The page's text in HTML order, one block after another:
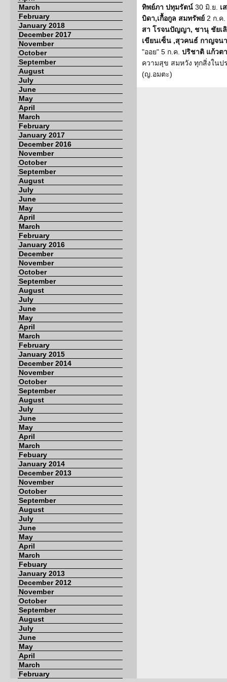
March
February
January 2018
December 2017
November
October
September
August
July
June
May
April
March
February
January 2017
December 2016
November
October
September
August
July
June
May
April
March
February
January 2016
December
November
October
September
August
July
June
May
April
March
February
January 2015
December 2014
November
October
September
August
July
June
May
April
March
Febuary
January 2014
December 2013
November
October
September
August
July
June
May
April
March
Febuary
January 2013
December 2012
November
October
September
August
July
June
May
April
March
February
ทิพย์ภา ปทุมรัตน์ 30 มิ.ย. เ
บิดา,เกื้อกูล สมทรัพย์ 2 ก.ค.
สา โรจนปัญญา, ชานุ ชัยเ
เขียนเซ็น ,สุวคนธ์ กาญจ
"ออย" 5 ก.ค. ปริชาติ แก้วต
ความสุข สมหวัง ทุกสิ่งใน
(ญ.อมตะ)